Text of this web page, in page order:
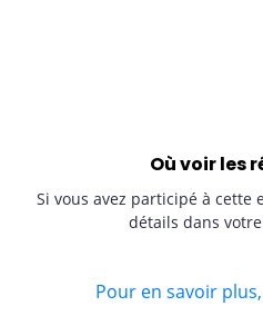
Où voir les
Si vous avez participé à cette
détails dans
Pour en savoir